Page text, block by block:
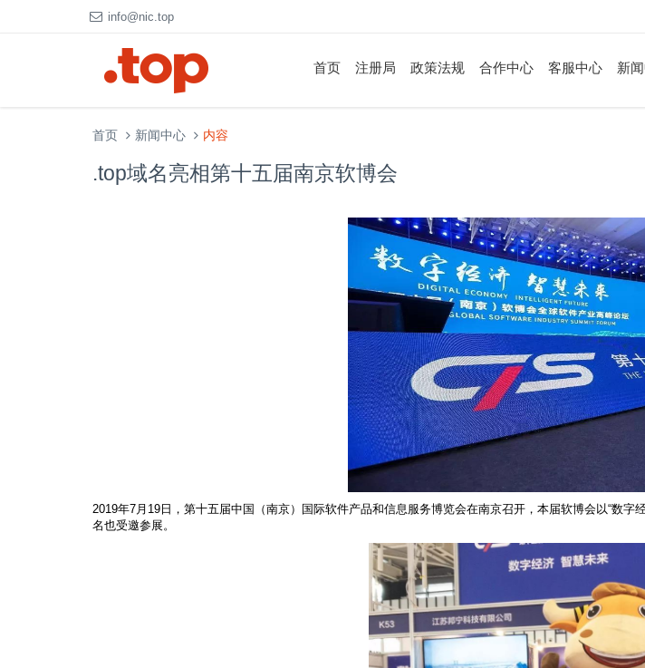
info@nic.top
首页 注册局 政策法规 合作中心 客服中心 新
首页 新闻中心 内容
.top域名亮相第十五届南京软博会
2019年7月19日，第十五届中国（南京）国际软件产品和信息服务博览会在南京召开，本届软博会以“数
名也受邀参展。